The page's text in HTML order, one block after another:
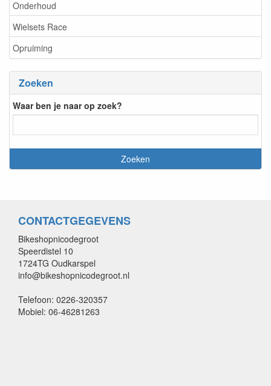
Onderhoud
Wielsets Race
Opruiming
Zoeken
Waar ben je naar op zoek?
CONTACTGEGEVENS
Bikeshopnicodegroot
Speerdistel 10
1724TG Oudkarspel
info@bikeshopnicodegroot.nl
Telefoon: 0226-320357
Mobiel: 06-46281263